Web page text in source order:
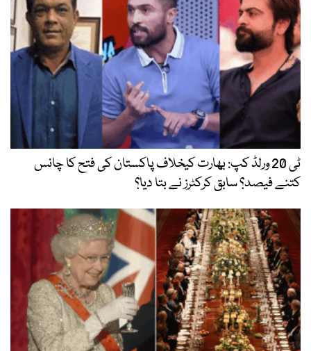
ٹی 20 ورلڈ کپ: بھارت کیخلاف پاکستان کی فتح کا چانس
کتنے فیصد؟ سابق کرکٹرز نے بتا دیا؟